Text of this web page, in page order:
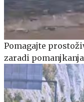
Pomagajte
zaradi